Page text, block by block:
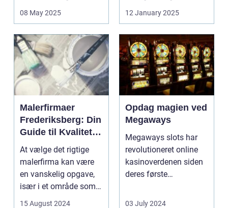
08 May 2025 12 January 2025
Malerfirmaer
Frederiksberg: Din
Guide til Kvalitet
og Service
At vælge det rigtige
malerfirma kan være
en vanskelig opgave,
især i et område som
15 August 2024
Opdag magien ved
Megaways
Megaways slots har
revolutioneret online
kasinoverdenen siden
deres første
spillea...
03 July 2024